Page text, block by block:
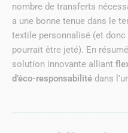
nombre de transferts
a une bonne tenue dans le
textile personnalisé (et
pourrait être jeté). En
solution innovante alliant
d’éco-responsabilité dans